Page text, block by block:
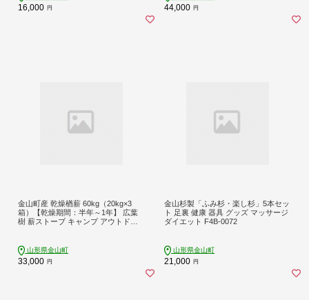
16,000 円 44,000 円
金山町産 乾燥楢薪 60kg（20kg×3
箱）【乾燥期間：半年～1年】 広葉
樹 薪ストーブ キャンプ アウトドア
山形県金山町
33,000 円
金山杉製「ふみ杉・楽し杉」5本セッ
ト 足裏 健康 器具 グッズ マッサージ
ダイエット F4B-0072
山形県金山町
21,000 円